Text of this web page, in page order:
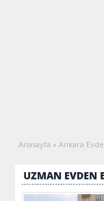
Anasayfa » Ankara